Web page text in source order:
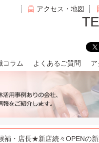
アクセス・地図
コラム よくあるご質問
補・店長★新店続々OPENの